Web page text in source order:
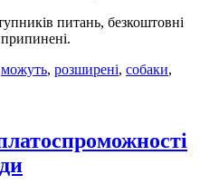
питань, безкоштовні
припинені.
можуть, розширені, собаки,